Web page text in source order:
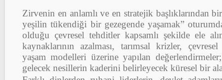
Zirvenin en anlamlı ve en stratejik başlıklarından
yeşilin tükendiği bir gezegende yaşamak”
olduğu çevresel tehditler kapsamlı şekilde ele
kaynaklarının azalması, tarımsal krizler,
yaşam modelleri üzerine yapılan
gelecek nesillerin kaderini belirleyecek küresel bir